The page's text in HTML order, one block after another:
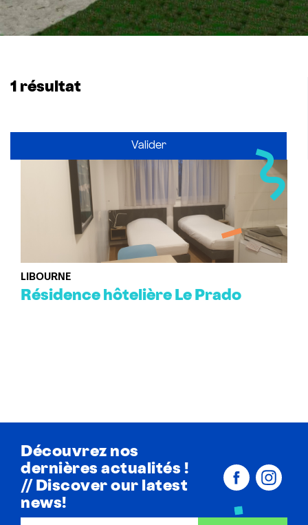
Le pays des vignobles et des châteaux viticoles
Surfer sur les eaux du Libournais
Promenades dans des rues pavées chargées de
patrimoine
Activités réservables
1 résultat
LIBOURNE
Résidence hôtelière Le Prado
Découvrez nos
dernières actualités !
// Discover our latest
news!